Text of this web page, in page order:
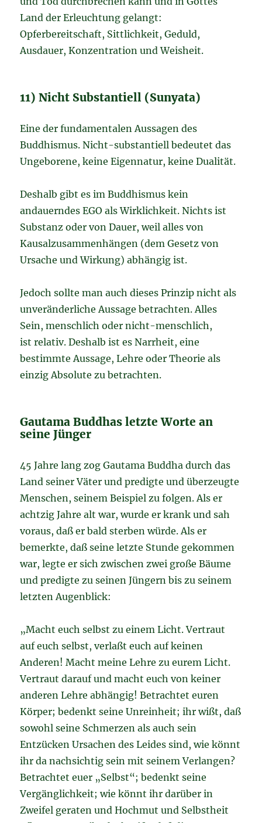
Land der Erleuchtung gelangt:
Opferbereitschaft, Sittlichkeit, Geduld,
Ausdauer, Konzentration und Weisheit.
11) Nicht Substantiell (Sunyata)
Eine der fundamentalen Aussagen des
Buddhismus. Nicht-substantiell bedeutet das
Ungeborene, keine Eigennatur, keine Dualität.
Deshalb gibt es im Buddhismus kein
andauerndes EGO als Wirklichkeit. Nichts ist
Substanz oder von Dauer, weil alles von
Kausalzusammenhängen (dem Gesetz von
Ursache und Wirkung) abhängig ist.
Jedoch sollte man auch dieses Prinzip nicht als
unveränderliche Aussage betrachten. Alles
Sein, menschlich oder nicht-menschlich,
ist relativ. Deshalb ist es Narrheit, eine
bestimmte Aussage, Lehre oder Theorie als
einzig Absolute zu betrachten.
Gautama Buddhas letzte Worte an
seine Jünger
45 Jahre lang zog Gautama Buddha durch das
Land seiner Väter und predigte und überzeugte
Menschen, seinem Beispiel zu folgen. Als er
achtzig Jahre alt war, wurde er krank und sah
voraus, daß er bald sterben würde. Als er
bemerkte, daß seine letzte Stunde gekommen
war, legte er sich zwischen zwei große Bäume
und predigte zu seinen Jüngern bis zu seinem
letzten Augenblick:
„Macht euch selbst zu einem Licht. Vertraut
auf euch selbst, verlaßt euch auf keinen
Anderen! Macht meine Lehre zu eurem Licht.
Vertraut darauf und macht euch von keiner
anderen Lehre abhängig! Betrachtet euren
Körper; bedenkt seine Unreinheit; ihr wißt, daß
sowohl seine Schmerzen als auch sein
Entzücken Ursachen des Leides sind, wie könnt
ihr da nachsichtig sein mit seinem Verlangen?
Betrachtet euer „Selbst“; bedenkt seine
Vergänglichkeit; wie könnt ihr darüber in
Zweifel geraten und Hochmut und Selbstheit